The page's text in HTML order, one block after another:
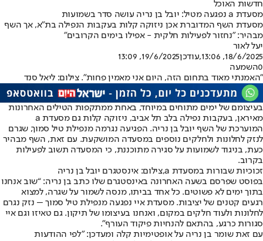
חדשות האוכל
מסעדת a נפגעה מטיל: יובל בן נריה עושה סדר בשמועות
מסעדת השף המדוברת אכן ניזוקה קלות בעקבות הנפילה בת"א, אך השף
מבהיר: "נחזור לפעילות חלקית - אפילו בימים הקרובים"
יעל לאור
18/6/2025, 13:06
,עודכן19/6/2025, 13:09
0השמעה
"האמנתי מאוד בתחום הזה, היום אני מאמין פחות". צילום: ליאל סנד
בעיצומם של ימים מתוחים במיוחד, באחת ממתקפות הטילים האחרונות
מאיראן, בעקבות נפילה בלב תל אביב, ניזוקה קלות גם מסעדת a
המוערכת של השף יובל בן נריה. הפגיעה נגרמה מנפילת טיל סמוך, שגרם
לנזק לחלונות ולחלקים נוספים במסעדה המושקעת. עם זאת, השף מבהיר
כעת, בניגוד לשמועות על סגירה מתוכננת, כי המסעדה תשוב לפעילות
בקרוב.
זכוכיות שבורות במסעדת a,צילום: אינסטגרם יובל בן נריה
בפוסט שפרסם בשעה האחרונה באינסטגרם שלו כתב בן נריה: “שוב אנחנו
בתוך ימים לא פשוטים. כל אחד בביתו, מנסה לשמור על שגרה, למצוא
רגעים קטנים של יציבות. מסעדת איי נפגעה מנפילת טיל סמוך – נזק נגרם
לחלונות ולעוד חלקים במקום, ואנחנו בעיצומו של תיקון. גם טאיזו וגם איי
סגורות כרגע, בהתאם להנחיות פיקוד העורף".
עם זאת שומר בן נריה על אופטימיות קלה ומעדכן: "לפי ההודעות